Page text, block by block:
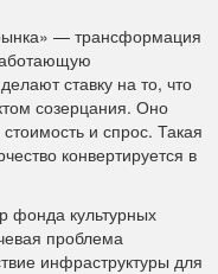
— трансформация
ставку на то, что
созерцания. Оно
и спрос. Такая
конвертируется в
фонда культурных
проблема
инфраструктуры для